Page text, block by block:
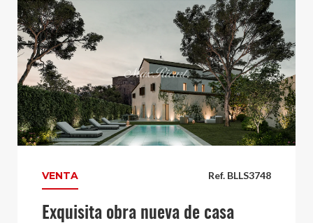
Ref. BLLS3748
VENTA
Exquisita obra nueva de casa